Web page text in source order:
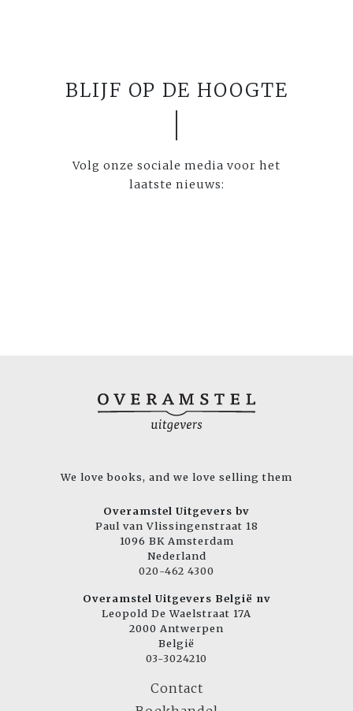
BLIJF OP DE HOOGTE
Volg onze sociale media voor het
laatste nieuws:
We love books, and we love selling them
Overamstel Uitgevers bv
Paul van Vlissingenstraat 18
1096 BK Amsterdam
Nederland
020-462 4300
Overamstel Uitgevers België nv
Leopold De Waelstraat 17A
2000 Antwerpen
België
03-3024210
Contact